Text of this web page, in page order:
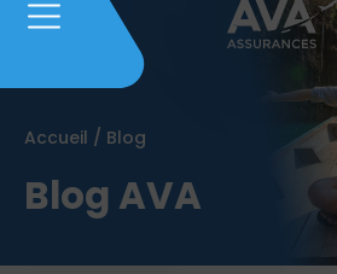
Accueil / Blog
Blog AVA